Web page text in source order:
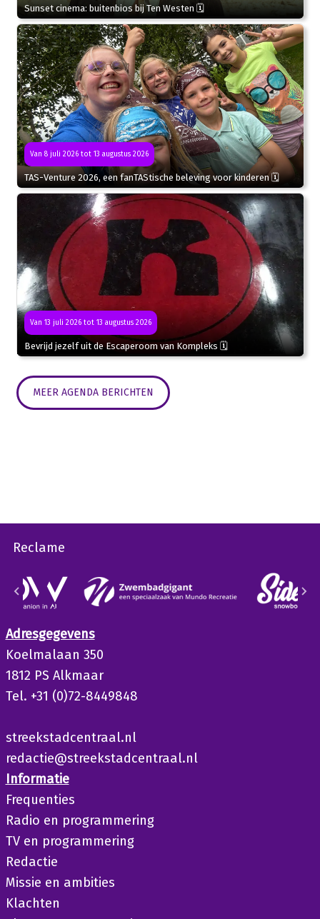
Sunset cinema: buitenbios bij Ten Westen 🗓
Van 8 juli 2026 tot 13 augustus 2026
TAS-Venture 2026, een fanTAStische beleving voor kinderen 🗓
Van 13 juli 2026 tot 13 augustus 2026
Bevrijd jezelf uit de Escaperoom van Kompleks 🗓
MEER AGENDA BERICHTEN
Reclame
Adresgegevens
Koelmalaan 350
1812 PS Alkmaar
Tel. +31 (0)72-8449848
streekstadcentraal.nl
redactie@streekstadcentraal.nl
Informatie
Frequenties
Radio en programmering
TV en programmering
Redactie
Missie en ambities
Klachten